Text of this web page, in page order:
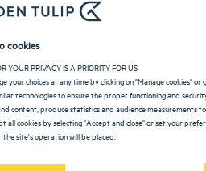
de gamme. Les
une semaine de vacances en
Nord. Découvrez tous nos hôtels
RETOUR À HAUTS-
cookies
YOUR PRIVACY IS A PRIORITY FOR US
your choices at any time by clicking on "Manage cookies"
technologies to ensure the proper functioning and
content, produce statistics and audience measurements
all cookies by selecting "Accept and close" or set your
the site's operation will be placed.